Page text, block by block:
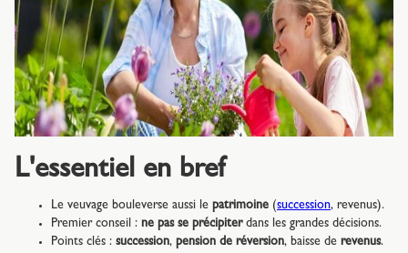
L'essentiel en bref
Le veuvage bouleverse aussi le patrimoine (succession, revenus).
Premier conseil : ne pas se précipiterdans les grandes décisions.
Points clés : succession, pension de réversion, baisse de revenus.